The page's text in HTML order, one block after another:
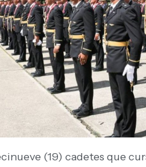
(19) cadetes que